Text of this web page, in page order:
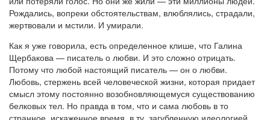
Рождались, вопреки обстоятельствам, влюблялись, страдали,
жертвовали и мстили. И умирали.
Как я уже говорила, есть определенное клише, что Галина
Щербакова — писатель о любви. И это сложно отрицать.
Потому что любой настоящий писатель — он о любви.
Любовь, стержень всей человеческой жизни, которая придает
смысл этому постоянно возобновляющемуся существованию
белковых тел. Но правда в том, что и сама любовь в то
странное, искаженное время, в ту, загубленную идеологией